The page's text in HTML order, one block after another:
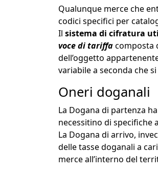
Qualunque merce che
codici specifici per
Il sistema di cifratura
voce di tariffacomposta
dell’oggetto
variabile a seconda che
Oneri doganali
La Dogana di partenza
necessitino di specifiche
La Dogana di arrivo,
delle tasse doganali a
merce all’interno del